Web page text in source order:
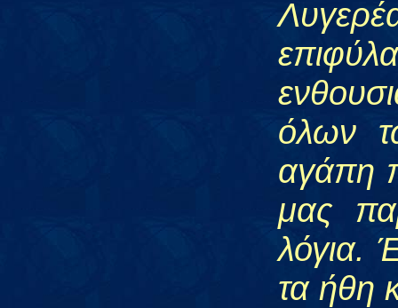
όλων
αγάπη
μας
λόγια.
τα ήθη